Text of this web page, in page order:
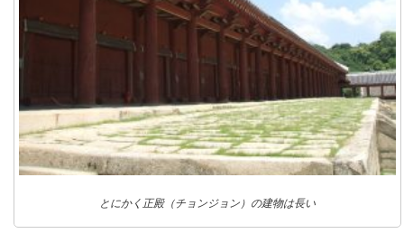
とにかく正殿（チョンジョン）の建物は長い